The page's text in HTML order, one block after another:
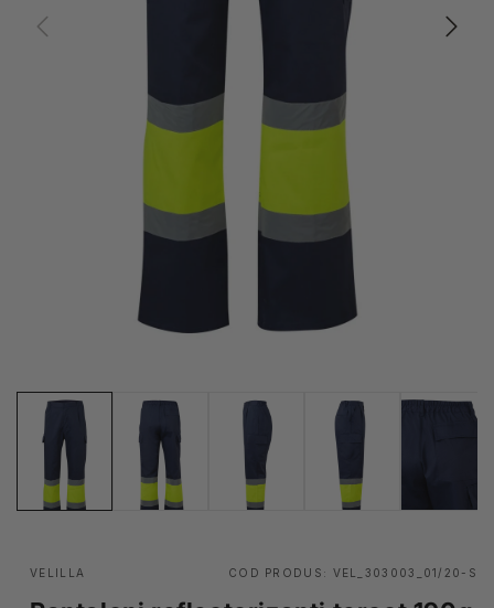
VELILLA COD PRODUS: VEL_303003_01/20-S